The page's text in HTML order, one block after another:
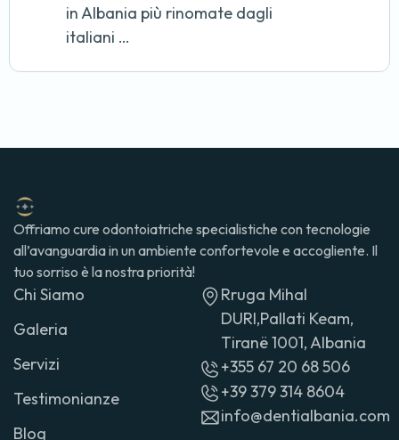
in Albania più rinomate dagli
italiani …
Offriamo cure odontoiatriche specialistiche con tecnologie
all’avanguardia in un ambiente confortevole e accogliente. Il
tuo sorriso è la nostra priorità!
Chi Siamo
Galeria
Servizi
Testimonianze
Blog
Rruga Mihal
DURI,Pallati Keam,
Tiranë 1001, Albania
+355 67 20 68 506
+39 379 314 8604
info@dentialbania.com